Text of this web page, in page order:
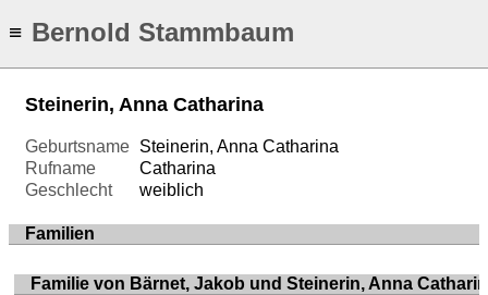
≡ Bernold Stammbaum
Steinerin, Anna Catharina
Geburtsname Steinerin, Anna Catharina
Rufname
Catharina
Geschlecht
weiblich
Familien
Familie von Bärnet, Jakob und Steinerin, Anna